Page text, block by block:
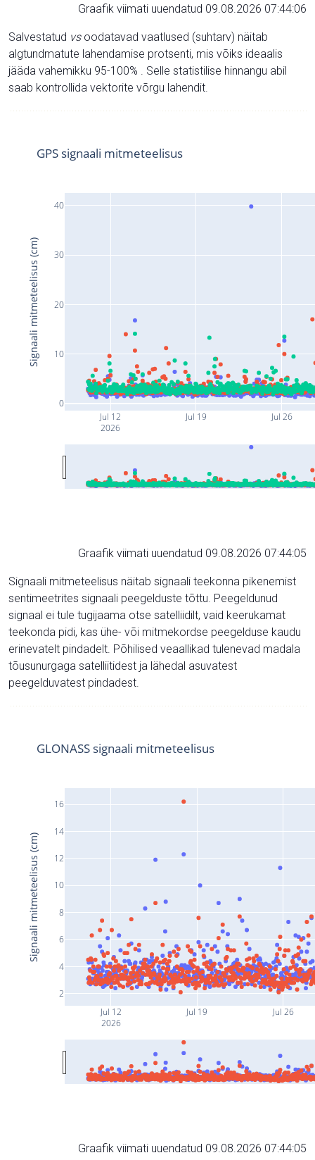
Graafik viimati uuendatud 09.08.2026 07:44:06
Salvestatud vsoodatavad vaatlused (suhtarv) näitab
algtundmatute lahendamise protsenti, mis võiks ideaalis
jääda vahemikku 95-100% . Selle statistilise hinnangu abil
saab kontrollida vektorite võrgu lahendit.
Jul 12
2026
Jul 19 Jul 26
0
10
20
30
40
GPS signaali mitmeteelisus
Signaali mitmeteelisus (cm)
Graafik viimati uuendatud 09.08.2026 07:44:05
Signaali mitmeteelisus näitab signaali teekonna pikenemist
sentimeetrites signaali peegelduste tõttu. Peegeldunud
signaal ei tule tugijaama otse satelliidilt, vaid keerukamat
teekonda pidi, kas ühe- või mitmekordse peegelduse kaudu
erinevatelt pindadelt. Põhilised veaallikad tulenevad madala
tõusunurgaga satelliitidest ja lähedal asuvatest
peegelduvatest pindadest.
Jul 12
2026
Jul 19 Jul 26
2
4
6
8
10
12
14
16
GLONASS signaali mitmeteelisus
Signaali mitmeteelisus (cm)
Graafik viimati uuendatud 09.08.2026 07:44:05